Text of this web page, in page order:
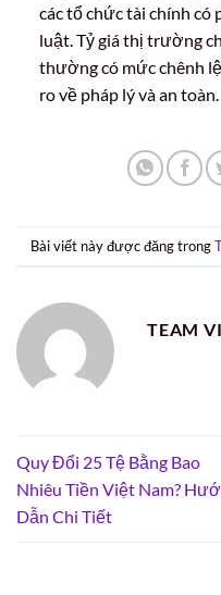
các tổ chức tài chính có
luật. Tỷ giá thị trường
thường có mức chênh
ro về pháp lý và an toàn.
Bài viết này được đăng trong
TEAM
Quy Đổi 25 Tệ Bằng Bao
Nhiêu Tiền Việt Nam?
Dẫn Chi Tiết